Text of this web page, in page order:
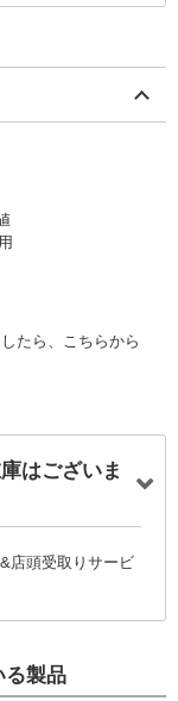
たら、こちらから
はございま
店頭受取りサービ
る製品